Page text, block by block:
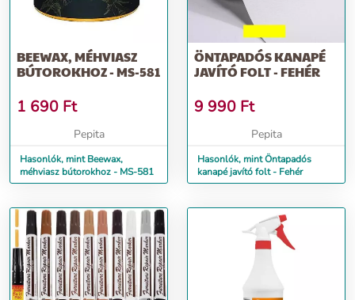
BEEWAX, MÉHVIASZ
BÚTOROKHOZ - MS-581
1 690 Ft
Pepita
Hasonlók, mint Beewax,
méhviasz bútorokhoz - MS-581
ÖNTAPADÓS KANAPÉ
JAVÍTÓ FOLT - FEHÉR
9 990 Ft
Pepita
Hasonlók, mint Öntapadós
kanapé javító folt - Fehér